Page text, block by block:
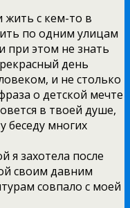
жить с кем-то в
по одним улицам
при этом не знать
день
и не столько
о детской мечте
в твоей душе,
беседу многих
я захотела после
своим давним
совпало с моей